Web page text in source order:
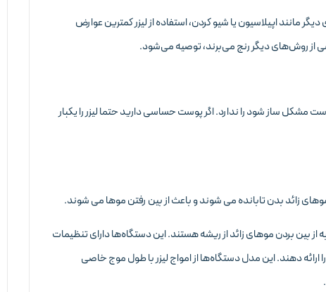
مانند اپیلاسیون یا شیو کردن، استفاده از لیزر کمترین عوارض
از روش‌های دیگر رنج می‌برند، توصیه می‌شود.
ساز شود را ندارد. اگر پوست حساسی دارید حتما لیزر را یکبار
زائد بدن تابانده می شوند و باعث از بین رفتن موها می شوند.
بین بردن موهای زائد از ریشه هستند. این دستگاه‌ها دارای تنظیمات
دهند. این مدل دستگاه‌ها از امواج لیزر با طول موج خاصی